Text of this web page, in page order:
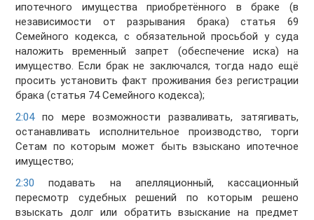
ипотечного имущества приобретённого в браке (в
независимости от разрывания брака) статья 69
Семейного кодекса, с обязательной просьбой у суда
наложить временный запрет (обеспечение иска) на
имущество. Если брак не заключался, тогда надо ещё
просить установить факт проживания без регистрации
брака (статья 74 Семейного кодекса);
2:04по мере возможности разваливать, затягивать,
останавливать исполнительное производство, торги
Сетам по которым может быть взыскано ипотечное
имущество;
2:30 подавать на апелляционный, кассационный
пересмотр судебных решений по которым решено
взыскать долг или обратить взыскание на предмет